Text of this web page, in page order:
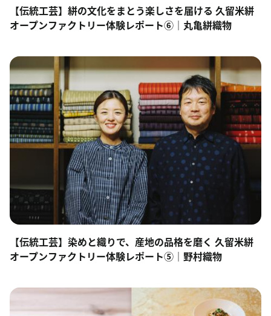
【伝統工芸】絣の文化をまとう楽しさを届ける 久留米絣
オープンファクトリー体験レポート⑥｜丸亀絣織物
【伝統工芸】染めと織りで、産地の品格を磨く 久留米絣
オープンファクトリー体験レポート⑤｜野村織物